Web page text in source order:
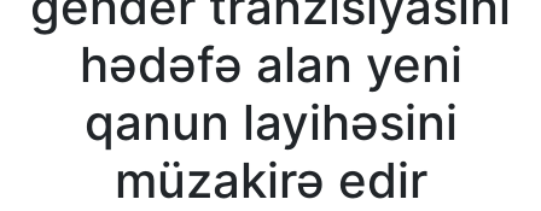
hədəfə alan yeni
qanun layihəsini
müzakirə edir